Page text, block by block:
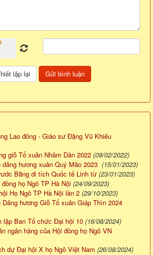
Lao đông - Giáo sư Đặng Vũ Khiêu
giỗ Tổ xuân Nhâm Dần 2022 (09/02/2022)
hương xuân Quý Mão 2023 (15/01/2023)
Bằng di tích Quốc tế Linh từ (23/01/2023)
họ Ngô TP Hà Nội (24/09/2023)
Họ Ngô TP Hà Nội lần 2 (29/10/2023)
hương Giỗ Tổ xuân Giáp Thìn 2024
lập Ban Tổ chức Đại hội 10 (16/08/2024)
ngân hàng của Hội đồng họ Ngô VN
dự Đại hội X họ Ngô Việt Nam (26/08/2024)